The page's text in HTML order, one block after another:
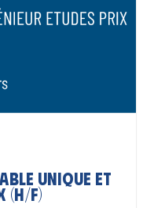
unique et
F)